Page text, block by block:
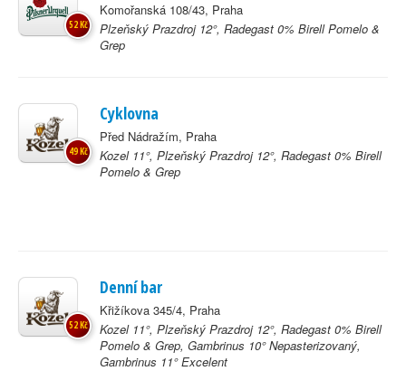
Komořanská 108/43, Praha
Plzeňský Prazdroj 12°, Radegast 0% Birell Pomelo &
Grep
52 Kč
Cyklovna
Před Nádražím, Praha
Kozel 11°, Plzeňský Prazdroj 12°, Radegast 0% Birell
Pomelo & Grep
49 Kč
Denní bar
Křižíkova 345/4, Praha
Kozel 11°, Plzeňský Prazdroj 12°, Radegast 0% Birell
Pomelo & Grep, Gambrinus 10° Nepasterizovaný,
Gambrinus 11° Excelent
52 Kč